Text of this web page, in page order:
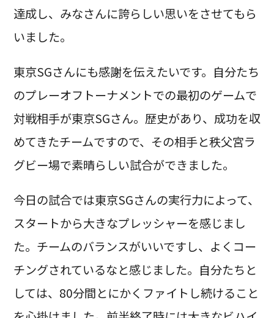
達成し、みなさんに誇らしい思いをさせてもら
いました。
東京SGさんにも感謝を伝えたいです。自分たち
のプレーオフトーナメントでの最初のゲームで
対戦相手が東京SGさん。歴史があり、成功を収
めてきたチームですので、その相手と秩父宮ラ
グビー場で素晴らしい試合ができました。
今日の試合では東京SGさんの実行力によって、
スタートから大きなプレッシャーを感じまし
た。チームのバランスがいいですし、よくコー
チングされているなと感じました。自分たちと
しては、80分間とにかくファイトし続けること